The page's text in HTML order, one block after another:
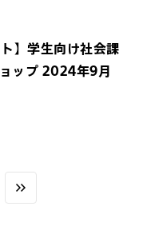
】学生向け社会課
ップ 2024年9月